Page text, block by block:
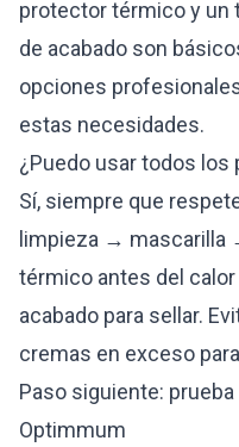
protector térmico y un
de acabado son
opciones
estas necesidades.
¿Puedo usar todos los
Sí, siempre que
limpieza →
térmico antes del
acabado para sellar.
cremas en exceso
Paso siguiente:
Optimmum